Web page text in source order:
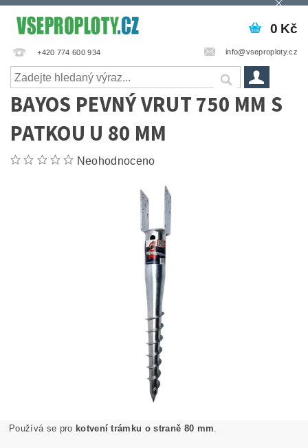
+420 774 600 934 info@vseproploty.cz
0 Kč
BAYOS PEVNÝ VRUT 750 MM S
PATKOU U 80 MM
Neohodnoceno
Používá se pro kotvení trámku o straně 80 mm